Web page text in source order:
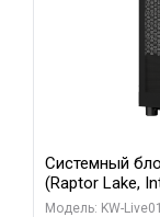
Системный
(Raptor Lake,
модуля)/ Afox
Модель: KW-